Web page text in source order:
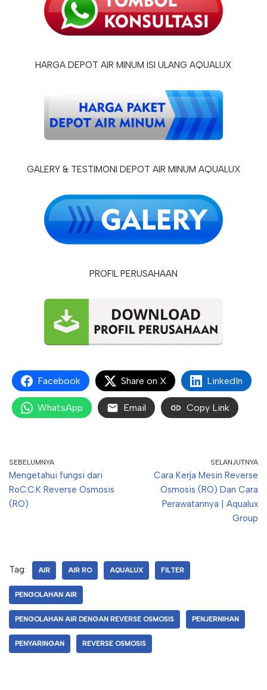
HARGA DEPOT AIR MINUM ISI ULANG AQUALUX
GALERY & TESTIMONI DEPOT AIR MINUM AQUALUX
PROFIL PERUSAHAAN
Facebook Share on X LinkedIn
WhatsApp Email Copy Link
SEBELUMNYA
Mengetahui fungsi dari
RoC.C.K Reverse Osmosis
(RO)
SELANJUTNYA
Cara Kerja Mesin Reverse
Osmosis (RO) Dan Cara
Perawatannya | Aqualux
Group
Tag: AIR AIR RO AQUALUX FILTER
PENGOLAHAN AIR
PENGOLAHAN AIR DENGAN REVERSE OSMOSIS PENJERNIHAN
PENYARINGAN REVERSE OSMOSIS